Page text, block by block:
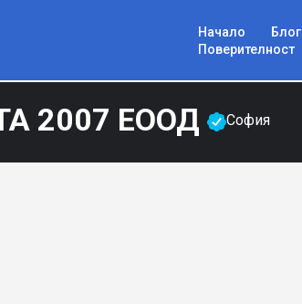
Начало Блог
Поверителност
2007 ЕООД София